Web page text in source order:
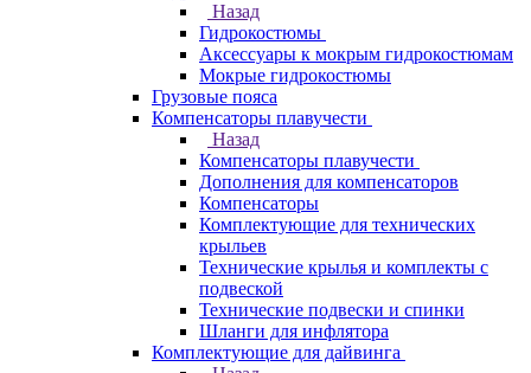
Назад
Гидрокостюмы
Аксессуары к мокрым гидрокостюмам
Мокрые гидрокостюмы
Грузовые пояса
Компенсаторы плавучести
Назад
Компенсаторы плавучести
Дополнения для компенсаторов
Компенсаторы
Комплектующие для технических
крыльев
Технические крылья и комплекты с
подвеской
Технические подвески и спинки
Шланги для инфлятора
Комплектующие для дайвинга